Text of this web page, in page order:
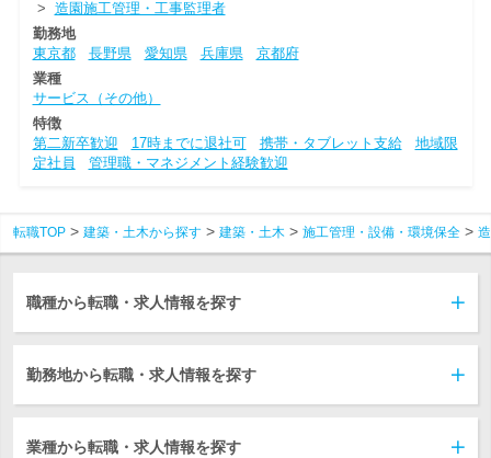
> 造園施工管理・工事監理者
勤務地
東京都
長野県 愛知県 兵庫県
京都府
業種
サービス（その他）
特徴
第二新卒歓迎
17時までに退社可 携帯・タブレット支給
地域限
定社員
管理職・マネジメント経験歓迎
転職TOP 建築・土木から探す 建築・土木 施工管理・設備・環境保全
職種から転職・求人情報を探す
勤務地から転職・求人情報を探す
業種から転職・求人情報を探す